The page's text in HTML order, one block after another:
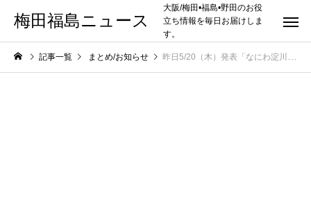
梅田福島ニュース
大阪/梅田•福島•野田のお役
立ち情報を毎日お届けしま
す。
記事一覧 まとめ/お知らせ 昨日5/20（木）発表「なにわ淀川花火大会」に続いて「天神祭奉納花火」も2021年度実施せず、の決定。感染者急増を受けて実施は困難と判断。【大阪市北区福島区】関連情報